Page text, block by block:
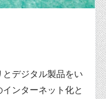
デジタル製品をい
ンターネット化と